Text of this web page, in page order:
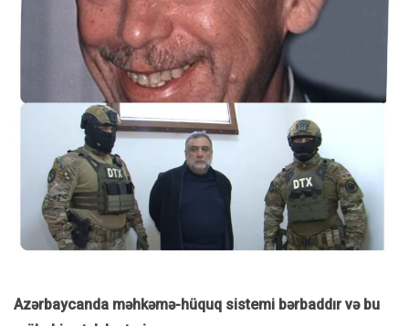
Azərbaycanda məhkəmə-hüquq sistemi bərbaddır və bu